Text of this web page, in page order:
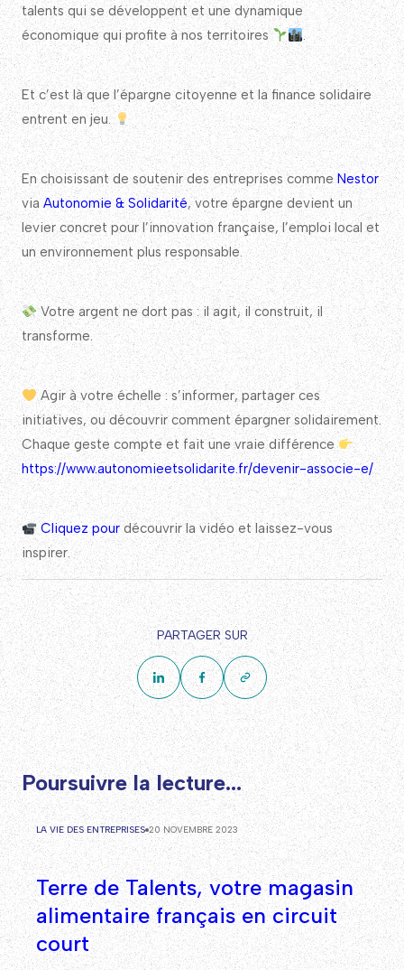
talents qui se développent et une dynamique
économique qui profite à nos territoires
.
Et c’est là que l’épargne citoyenne et la finance solidaire
entrent en jeu.
En choisissant de soutenir des entreprises comme Nestor
viaAutonomie & Solidarité, votre épargne devient un
levier concret pour l’innovation française, l’emploi local et
un environnement plus responsable.
Votre argent ne dort pas : il agit, il construit, il
transforme.
Agir à votre échelle : s’informer, partager ces
initiatives, ou découvrir comment épargner solidairement.
Chaque geste compte et fait une vraie différence
https://www.autonomieetsolidarite.fr/devenir-associe-e/
Cliquez pour découvrir la vidéo et laissez-vous
inspirer.
PARTAGER SUR
Poursuivre la lecture...
LA VIE DES ENTREPRISES 20 NOVEMBRE 2023
Terre de Talents, votre magasin
alimentaire français en circuit
court